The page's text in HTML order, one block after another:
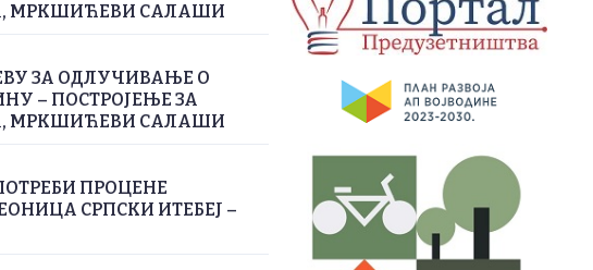
МРКШИЋЕВИ САЛАШИ
ЗА ОДЛУЧИВАЊЕ О
– ПОСТРОЈЕЊЕ ЗА
МРКШИЋЕВИ САЛАШИ
ПРОЦЕНЕ
СРПСКИ ИТЕБЕЈ –